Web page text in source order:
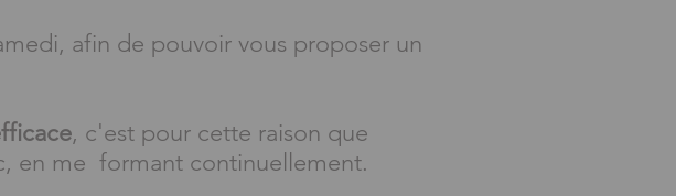
afin de pouvoir vous proposer un
, c'est pour cette raison que
en me formant continuellement.